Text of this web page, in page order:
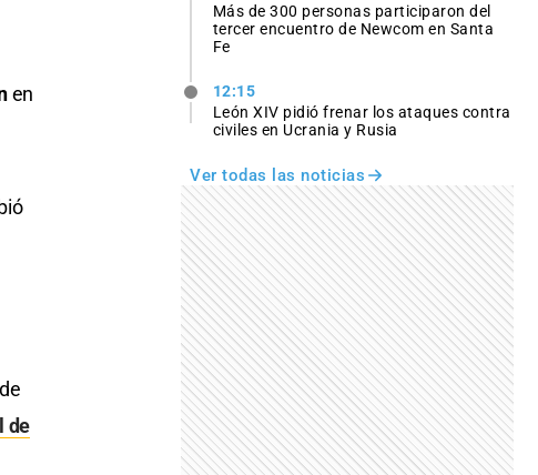
en
de
Más de 300 personas participaron del
tercer encuentro de Newcom en Santa
Fe
12:15
León XIV pidió frenar los ataques contra
civiles en Ucrania y Rusia
Ver todas las noticias